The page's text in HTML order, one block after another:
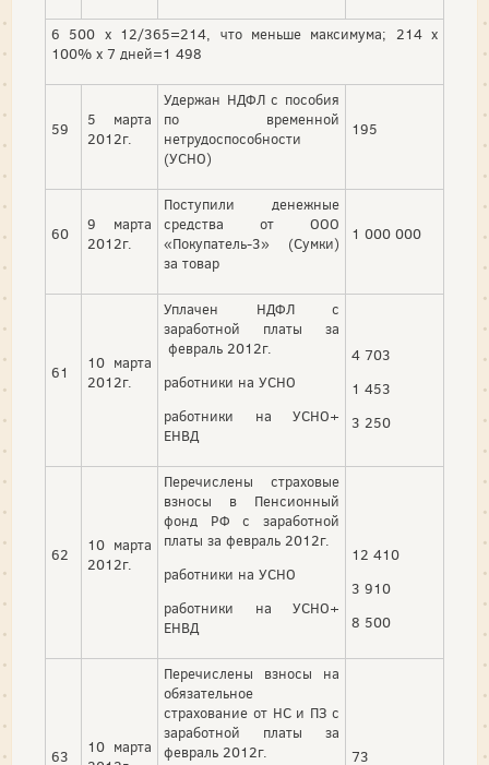
6 500 х 12/365=214, что меньше максимума; 214 х
100% х 7 дней=1 498
59
5 марта
2012г.
Удержан НДФЛ с пособия
по временной
нетрудоспособности
(УСНО)
195
60
9 марта
2012г.
Поступили денежные
средства от ООО
«Покупатель-3» (Сумки)
за товар
1 000 000
61
10 марта
2012г.
Уплачен НДФЛ с
заработной платы за
февраль 2012г.
работники на УСНО
работники на УСНО+
ЕНВД
4 703
1 453
3 250
62
10 марта
2012г.
Перечислены страховые
взносы в Пенсионный
фонд РФ с заработной
платы за февраль 2012г.
работники на УСНО
работники на УСНО+
ЕНВД
12 410
3 910
8 500
63
10 марта
Перечислены взносы на
обязательное
страхование от НС и ПЗ с
заработной платы за
февраль 2012г.
73